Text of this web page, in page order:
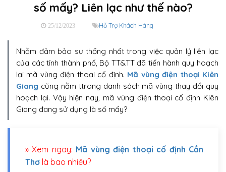
số mấy? Liên lạc như thế nào?
25/12/2023 Hỗ Trợ Khách Hàng
Nhằm đảm bảo sự thống nhất trong việc quản lý liên lạc
của các tỉnh thành phố, Bộ TT&TT đã tiến hành quy hoạch
lại mã vùng điện thoại cố định. Mã vùng điện thoại Kiên
Giang cũng nằm ttrong danh sách mã vùng thay đổi quy
hoạch lại. Vậy hiện nay, mã vùng điện thoại cố định Kiên
Giang đang sử dụng là số mấy?
» Xem ngay: Mã vùng điện thoại cố định Cần
Thơ là bao nhiêu?